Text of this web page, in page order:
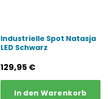
Industrielle Spot Natasja
LED Schwarz
129,95 €
In den Warenkorb